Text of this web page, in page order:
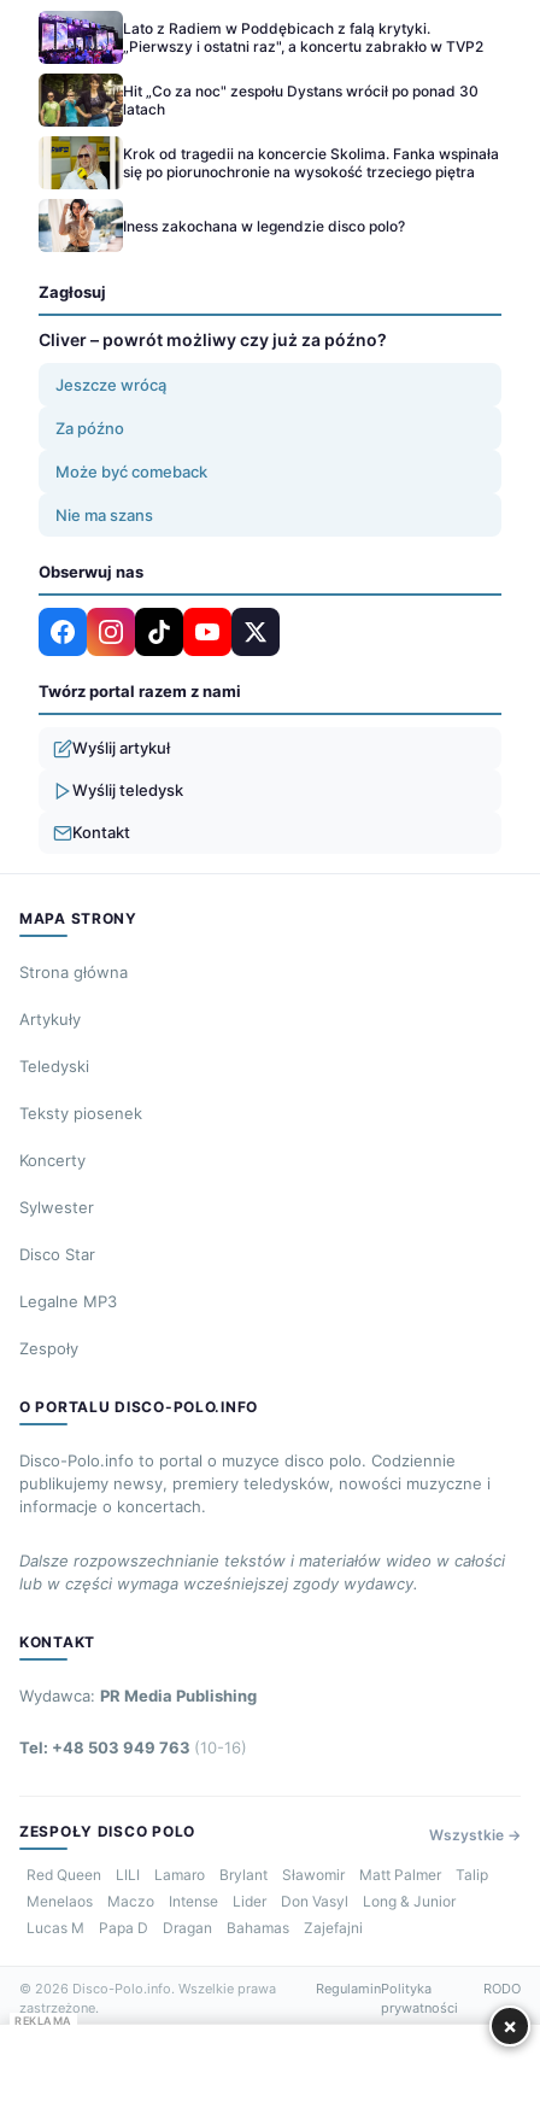
Lato z Radiem w Poddębicach z falą krytyki.
„Pierwszy i ostatni raz", a koncertu zabrakło w TVP2
Hit „Co za noc" zespołu Dystans wrócił po ponad 30
latach
Krok od tragedii na koncercie Skolima. Fanka wspinała
się po piorunochronie na wysokość trzeciego piętra
Iness zakochana w legendzie disco polo?
Zagłosuj
Cliver – powrót możliwy czy już za późno?
Jeszcze wrócą
Za późno
Może być comeback
Nie ma szans
Obserwuj nas
Twórz portal razem z nami
Wyślij artykuł
Wyślij teledysk
Kontakt
MAPA STRONY
Strona główna
Artykuły
Teledyski
Teksty piosenek
Koncerty
Sylwester
Disco Star
Legalne MP3
Zespoły
O PORTALU DISCO-POLO.INFO
Disco-Polo.info to portal o muzyce disco polo. Codziennie
publikujemy newsy, premiery teledysków, nowości muzyczne i
informacje o koncertach.
Dalsze rozpowszechnianie tekstów i materiałów wideo w całości
lub w części wymaga wcześniejszej zgody wydawcy.
KONTAKT
Wydawca: PR Media Publishing
Tel: +48 503 949 763 (10-16)
ZESPOŁY DISCO POLO Wszystkie →
Red Queen LILI Lamaro Brylant Sławomir Matt Palmer
Talip
Menelaos
Maczo Intense Lider Don Vasyl
Long & Junior
Lucas M
Papa D Dragan Bahamas Zajefajni
© 2026 Disco-Polo.info. Wszelkie prawa
zastrzeżone.
RegulaminPolityka
prywatności
RODO
REKLAMA ×